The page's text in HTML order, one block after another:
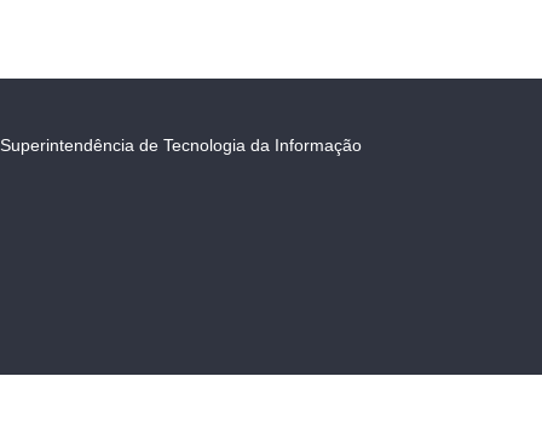
Superintendência de Tecnologia da Informação